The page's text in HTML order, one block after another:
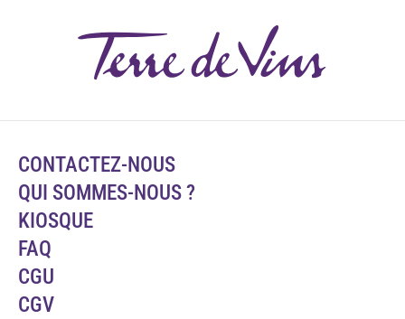
CONTACTEZ-NOUS
QUI SOMMES-NOUS ?
KIOSQUE
FAQ
CGU
CGV